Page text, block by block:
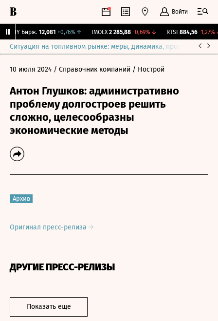
Войти
CNY Бирж. 12,081 +0,76%↑ IMOEX 2 285,88 -0,69%↓ RTSI 884,56 -1,27%↓
Ситуация на топливном рынке: меры, динамика, прогнозы
10 июля 2024 / Справочник компаний / Нострой
Антон Глушков: административно
проблему долгостроев решить
сложно, целесообразны
экономические методы
Архив
Оригинал пресс-релиза
ДРУГИЕ ПРЕСС-РЕЛИЗЫ
Показать еще